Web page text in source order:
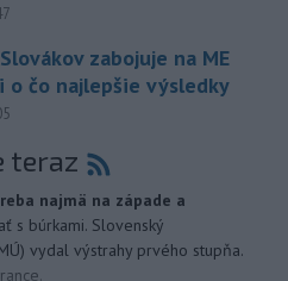
zabojuje na ME
o čo najlepšie výsledky
teraz
najmä na západe a
s búrkami. Slovenský
vydal výstrahy prvého stupňa.